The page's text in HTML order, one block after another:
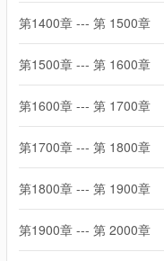
第1400章 --- 第 1500章
第1500章 --- 第 1600章
第1600章 --- 第 1700章
第1700章 --- 第 1800章
第1800章 --- 第 1900章
第1900章 --- 第 2000章